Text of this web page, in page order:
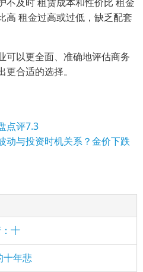
高 租金过高或过低，缺乏配套
可以更全面、准确地评估商务
合适的选择。
点评7.3
动与投资时机关系？金价下跌
十
十年悲